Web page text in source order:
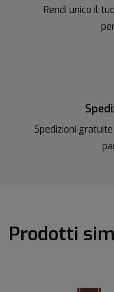
Rendi unico il
Spedizioni
Prodotti